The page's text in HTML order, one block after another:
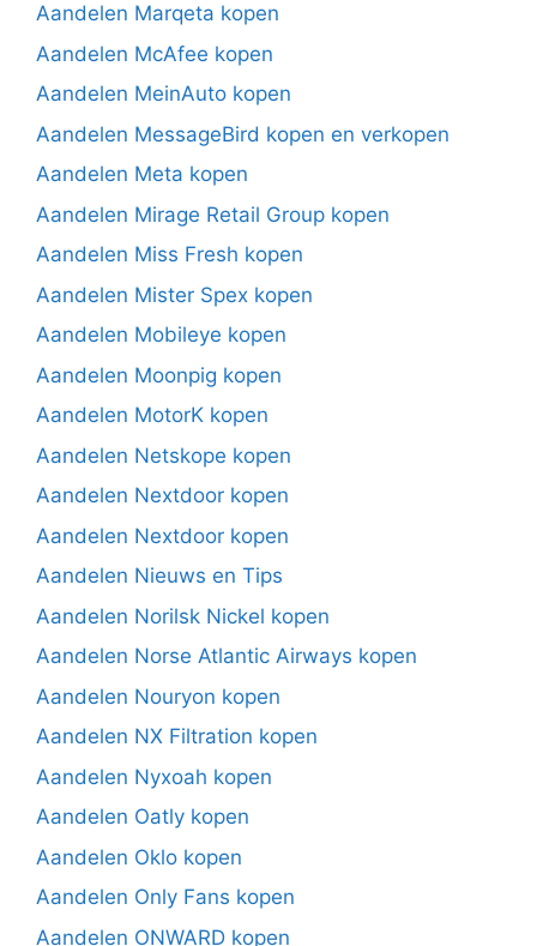
Aandelen Marqeta kopen
Aandelen McAfee kopen
Aandelen MeinAuto kopen
Aandelen MessageBird kopen en verkopen
Aandelen Meta kopen
Aandelen Mirage Retail Group kopen
Aandelen Miss Fresh kopen
Aandelen Mister Spex kopen
Aandelen Mobileye kopen
Aandelen Moonpig kopen
Aandelen MotorK kopen
Aandelen Netskope kopen
Aandelen Nextdoor kopen
Aandelen Nextdoor kopen
Aandelen Nieuws en Tips
Aandelen Norilsk Nickel kopen
Aandelen Norse Atlantic Airways kopen
Aandelen Nouryon kopen
Aandelen NX Filtration kopen
Aandelen Nyxoah kopen
Aandelen Oatly kopen
Aandelen Oklo kopen
Aandelen Only Fans kopen
Aandelen ONWARD kopen